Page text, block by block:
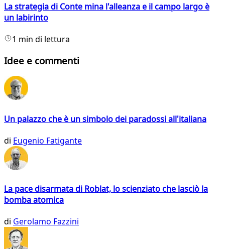
La strategia di Conte mina l'alleanza e il campo largo è
un labirinto
1 min di lettura
Idee e commenti
Un palazzo che è un simbolo dei paradossi all'italiana
di Eugenio Fatigante
La pace disarmata di Roblat, lo scienziato che lasciò la
bomba atomica
di Gerolamo Fazzini